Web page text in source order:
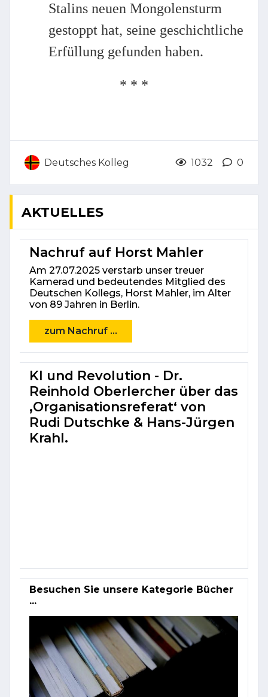
Stalins neuen Mongolensturm
gestoppt hat, seine geschichtliche
Erfüllung gefunden haben.
* * *
Deutsches Kolleg 1032 0
AKTUELLES
Nachruf auf Horst Mahler
Am 27.07.2025 verstarb unser treuer
Kamerad und bedeutendes Mitglied des
Deutschen Kollegs, Horst Mahler, im Alter
von 89 Jahren in Berlin.
zum Nachruf ...
KI und Revolution - Dr.
Reinhold Oberlercher über das
‚Organisations­referat‘ von
Rudi Dutschke & Hans-Jürgen
Krahl.
Besuchen Sie unsere Kategorie Bücher
...